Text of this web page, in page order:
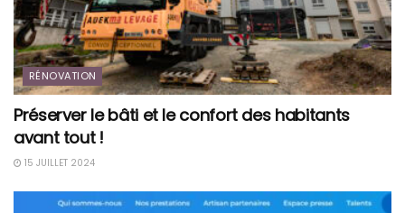
RÉNOVATION
Préserver le bâti et le confort des habitants
avant tout !
15 JUILLET 2024